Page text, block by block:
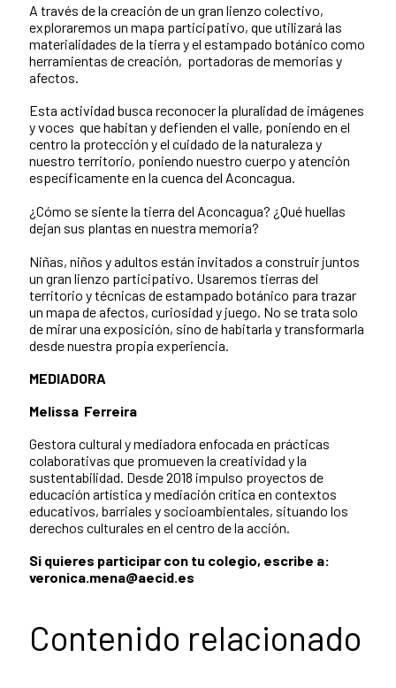
A través de la creación de un gran lienzo colectivo,
exploraremos un mapa participativo, que utilizará las
materialidades de la tierra y el estampado botánico como
herramientas de creación, portadoras de memorias y
afectos.
Esta actividad busca reconocer la pluralidad de imágenes
y voces que habitan y defienden el valle, poniendo en el
centro la protección y el cuidado de la naturaleza y
nuestro territorio, poniendo nuestro cuerpo y atención
específicamente en la cuenca del Aconcagua.
¿Cómo se siente la tierra del Aconcagua? ¿Qué huellas
dejan sus plantas en nuestra memoria?
Niñas, niños y adultos están invitados a construir juntos
un gran lienzo participativo. Usaremos tierras del
territorio y técnicas de estampado botánico para trazar
un mapa de afectos, curiosidad y juego. No se trata solo
de mirar una exposición, sino de habitarla y transformarla
desde nuestra propia experiencia.
MEDIADORA
Melissa Ferreira
Gestora cultural y mediadora enfocada en prácticas
colaborativas que promueven la creatividad y la
sustentabilidad. Desde 2018 impulso proyectos de
educación artística y mediación crítica en contextos
educativos, barriales y socioambientales, situando los
derechos culturales en el centro de la acción.
Si quieres participar con tu colegio, escribe a:
veronica.mena@aecid.es
Contenido relacionado